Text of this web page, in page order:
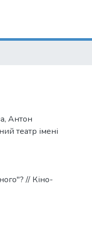
, Антон
театр імені
// Кіно-